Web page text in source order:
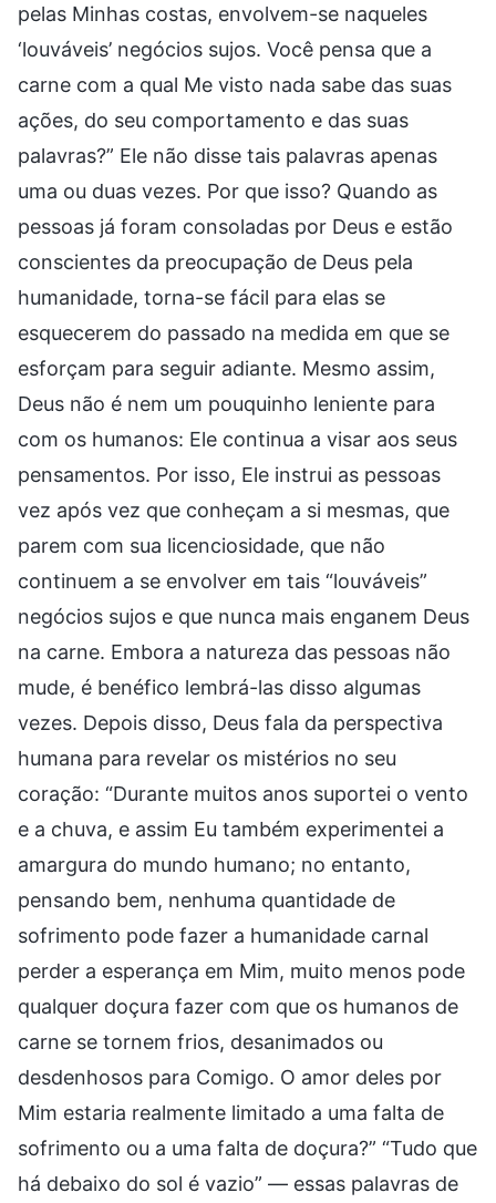
pelas Minhas costas, envolvem-se naqueles
‘louváveis’ negócios sujos. Você pensa que a
carne com a qual Me visto nada sabe das suas
ações, do seu comportamento e das suas
palavras?” Ele não disse tais palavras apenas
uma ou duas vezes. Por que isso? Quando as
pessoas já foram consoladas por Deus e estão
conscientes da preocupação de Deus pela
humanidade, torna-se fácil para elas se
esquecerem do passado na medida em que se
esforçam para seguir adiante. Mesmo assim,
Deus não é nem um pouquinho leniente para
com os humanos: Ele continua a visar aos seus
pensamentos. Por isso, Ele instrui as pessoas
vez após vez que conheçam a si mesmas, que
parem com sua licenciosidade, que não
continuem a se envolver em tais “louváveis”
negócios sujos e que nunca mais enganem Deus
na carne. Embora a natureza das pessoas não
mude, é benéfico lembrá-las disso algumas
vezes. Depois disso, Deus fala da perspectiva
humana para revelar os mistérios no seu
coração: “Durante muitos anos suportei o vento
e a chuva, e assim Eu também experimentei a
amargura do mundo humano; no entanto,
pensando bem, nenhuma quantidade de
sofrimento pode fazer a humanidade carnal
perder a esperança em Mim, muito menos pode
qualquer doçura fazer com que os humanos de
carne se tornem frios, desanimados ou
desdenhosos para Comigo. O amor deles por
Mim estaria realmente limitado a uma falta de
sofrimento ou a uma falta de doçura?” “Tudo que
há debaixo do sol é vazio” — essas palavras de